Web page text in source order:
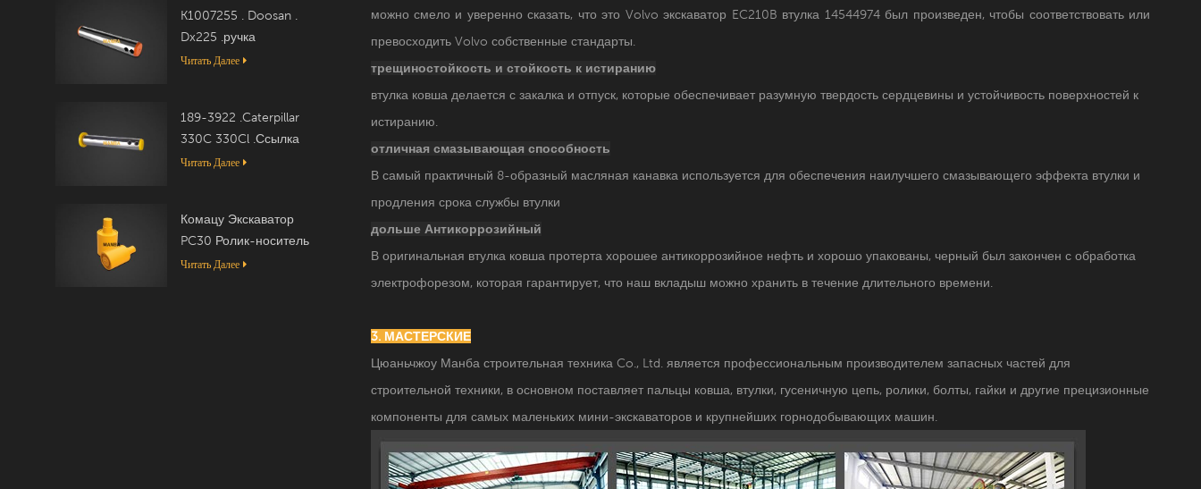
K1007255 . Doosan .
Dx225 .ручка
Читать Далее
189-3922 .Caterpillar
330C 330Cl .Ссылка
Читать Далее
Комацу Экскаватор
PC30 Ролик-носитель
20T-30-00050
Читать Далее
можно смело и уверенно сказать, что это Volvo экскаватор EC210B втулка 14544974 был произведен, чтобы соответствовать или
превосходить Volvo собственные стандарты.
трещиностойкость и стойкость к истиранию
втулка ковша делается с закалка и отпуск, которые обеспечивает разумную твердость сердцевины и устойчивость поверхностей к
истиранию.
отличная смазывающая способность
В самый практичный 8-образный масляная канавка используется для обеспечения наилучшего смазывающего эффекта втулки и
продления срока службы втулки
дольше Антикоррозийный
В оригинальная втулка ковша протерта хорошее антикоррозийное нефть и хорошо упакованы, черный был закончен с обработка
электрофорезом, которая гарантирует, что наш вкладыш можно хранить в течение длительного времени.
3. МАСТЕРСКИЕ
Цюаньчжоу Манба строительная техника Co., Ltd. является профессиональным производителем запасных частей для
строительной техники, в основном поставляет пальцы ковша, втулки, гусеничную цепь, ролики, болты, гайки и другие прецизионные
компоненты для самых маленьких мини-экскаваторов и крупнейших горнодобывающих машин.